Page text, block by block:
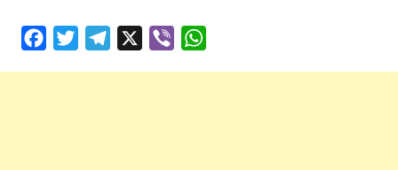
FacebookTwitterTelegram Viber